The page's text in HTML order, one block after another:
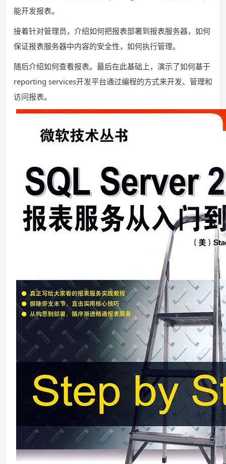
能开发报表。
接着针对管理员，介绍如何把报表部署到报表服务器，如何
保证报表服务器中内容的安全性，如何执行管理。
随后介绍如何查看报表。最后在此基础上，演示了如何基于
reporting services开发平台通过编程的方式来开发、管理和
访问报表。